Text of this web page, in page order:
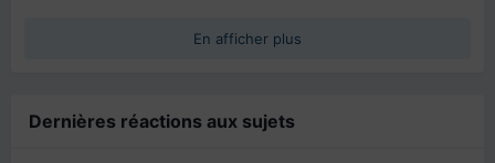
En afficher plus
Dernières réactions aux sujets